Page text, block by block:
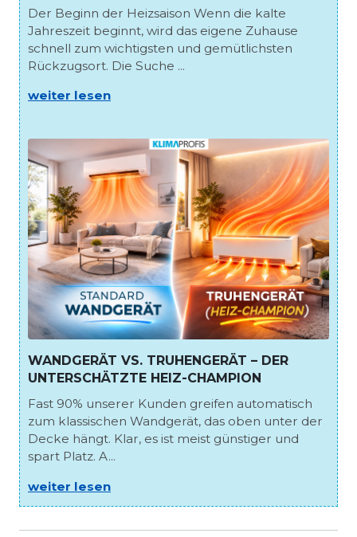
Der Beginn der Heizsaison Wenn die kalte
Jahreszeit beginnt, wird das eigene Zuhause
schnell zum wichtigsten und gemütlichsten
Rückzugsort. Die Suche ...
weiter lesen
WANDGERÄT VS. TRUHENGERÄT – DER
UNTERSCHÄTZTE HEIZ-CHAMPION
Fast 90% unserer Kunden greifen automatisch
zum klassischen Wandgerät, das oben unter der
Decke hängt. Klar, es ist meist günstiger und
spart Platz. A...
weiter lesen